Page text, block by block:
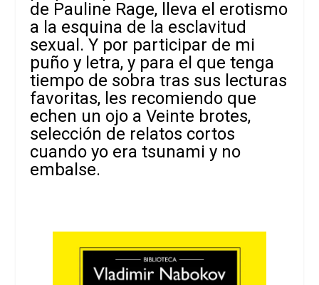
de Pauline Rage, lleva el erotismo
a la esquina de la esclavitud
sexual. Y por participar de mi
puño y letra, y para el que tenga
tiempo de sobra tras sus lecturas
favoritas, les recomiendo que
echen un ojo aVeinte brotes,
selección de relatos cortos
cuando yo era tsunami y no
embalse.